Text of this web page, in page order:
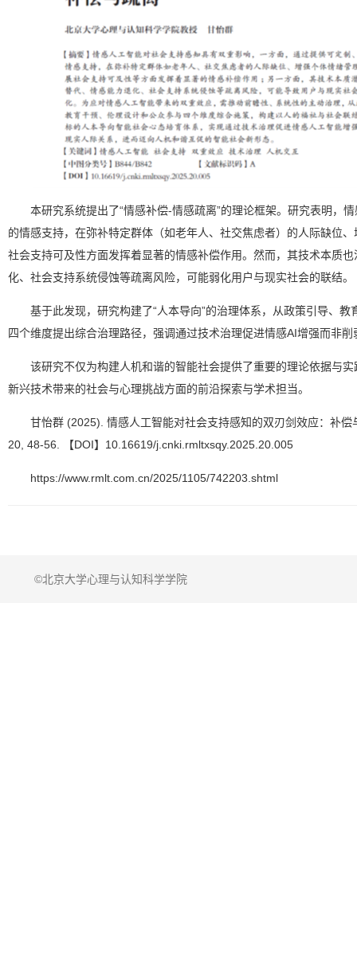
本研究系统提出了“情感补偿-情感疏离”的理论框架。研究表明，
的情感支持，在弥补特定群体（如老年人、社交焦虑者）的人际缺位
社会支持可及性方面发挥着显著的情感补偿作用。然而，其技术本质
化、社会支持系统侵蚀等疏离风险，可能弱化用户与现实社会的联结。
基于此发现，研究构建了“人本导向”的治理体系，从政策引导、
四个维度提出综合治理路径，强调通过技术治理促进情感AI增强而非
该研究不仅为构建人机和谐的智能社会提供了重要的理论依据与
新兴技术带来的社会与心理挑战方面的前沿探索与学术担当。
甘怡群 (2025). 情感人工智能对社会支持感知的双刃剑效应：补偿
20, 48-56. 【DOI】10.16619/j.cnki.rmltxsqy.2025.20.005
https://www.rmlt.com.cn/2025/1105/742203.shtml
©北京大学心理与认知科学学院